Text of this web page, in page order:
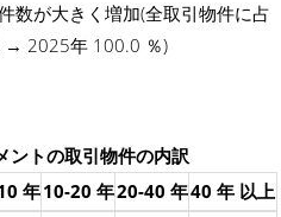
数が大きく増加(全取引物件に占
→ 2025年 100.0 ％)
ントの取引物件の内訳
年10-20 年20-40 年40 年 以上